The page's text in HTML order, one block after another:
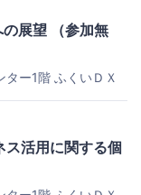
展望 （参加無
ー1階 ふくいＤＸ
ス活用に関する個